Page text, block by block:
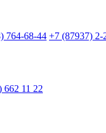
764-68-44 +7 (87937) 2-
662 11 22